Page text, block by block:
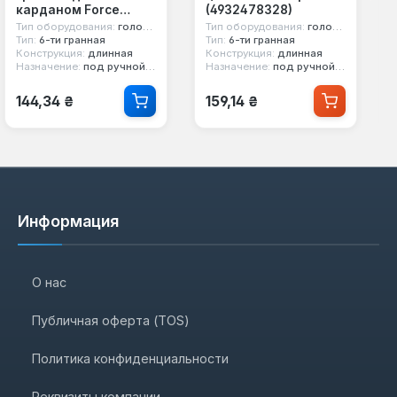
карданом Force
метрическая
Тип оборудования: головка стандартная
Тип: 6-ти гранная
Конструкция: длинная
Назначение: под ручной инструмент, с карданом
Обычная цена:
144,34 ₴
(4932478328)
Тип оборудования: головка стандартная
Тип: 6-ти гранная
Конструкция: длинная
Назначение: под ручной инструмент
Обычная цена:
159,14 ₴
Информация
О нас
Публичная оферта (TOS)
Политика конфиденциальности